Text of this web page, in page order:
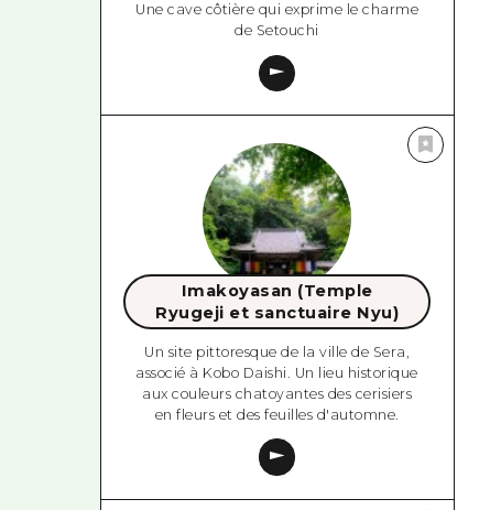
Une cave côtière qui exprime le charme
de Setouchi
Imakoyasan (Temple
Ryugeji et sanctuaire Nyu)
Un site pittoresque de la ville de Sera,
associé à Kobo Daishi. Un lieu historique
aux couleurs chatoyantes des cerisiers
en fleurs et des feuilles d'automne.